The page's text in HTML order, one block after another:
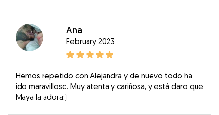
Ana
February 2023
Hemos repetido con Alejandra y de nuevo todo ha
ido maravilloso. Muy atenta y cariñosa, y está claro que
Maya la adora:)